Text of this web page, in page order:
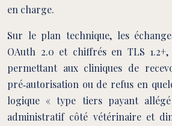
en charge.
Sur le plan technique, les
OAuth 2.0 et chiffrés en TLS 1.2+,
permettant aux cliniques de
pré‑autorisation ou de refus en
logique « type tiers payant
administratif côté vétérinaire et